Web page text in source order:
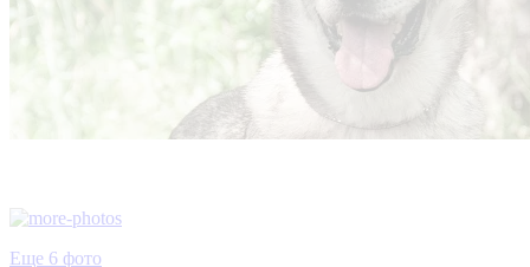
Еще 6 фото